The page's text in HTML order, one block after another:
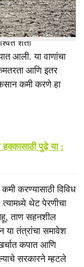
आहेत.
शेती
आली. या वाणांचा
आणि इतर
कमी करणे हा
हक्कासाठी पुढे या :
करण्यासाठी विविध
थेट पेरणीचा
ताण सहनशील
या तंत्रांचा समावेश
कपात आणि
सरकारने म्हटले